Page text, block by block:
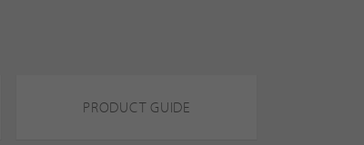
PRODUCT GUIDE